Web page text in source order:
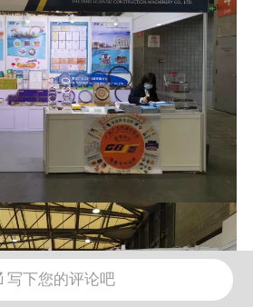
写下您的评论吧